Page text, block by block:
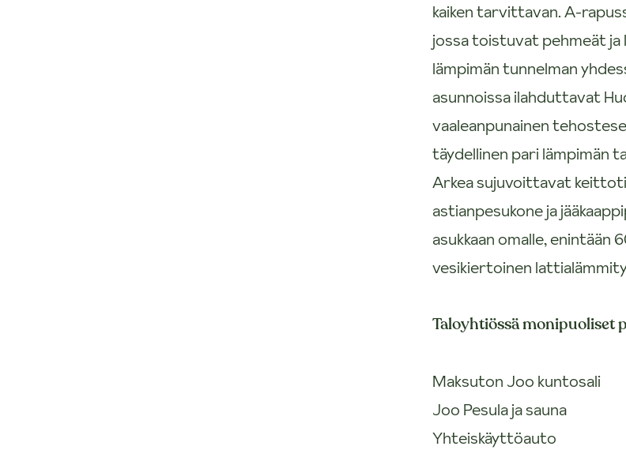
kaiken tarvittavan. A-
jossa toistuvat pehmeät ja
lämpimän tunnelman
asunnoissa ilahduttavat
vaaleanpunainen
täydellinen pari lämpimän
Arkea sujuvoittavat
astianpesukone ja
asukkaan omalle, enintään
vesikiertoinen
Taloyhtiössä monipuoliset
Maksuton Joo kuntosali
Joo Pesula ja sauna
Yhteiskäyttöauto